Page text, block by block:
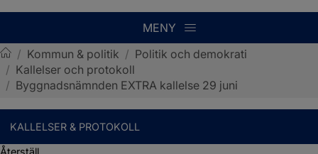
MENY
Sotenäs kommun
/ Kommun & politik / Politik och demokrati
/ Kallelser och protokoll
/ Byggnadsnämnden EXTRA kallelse 29 juni
KALLELSER & PROTOKOLL
Återställ